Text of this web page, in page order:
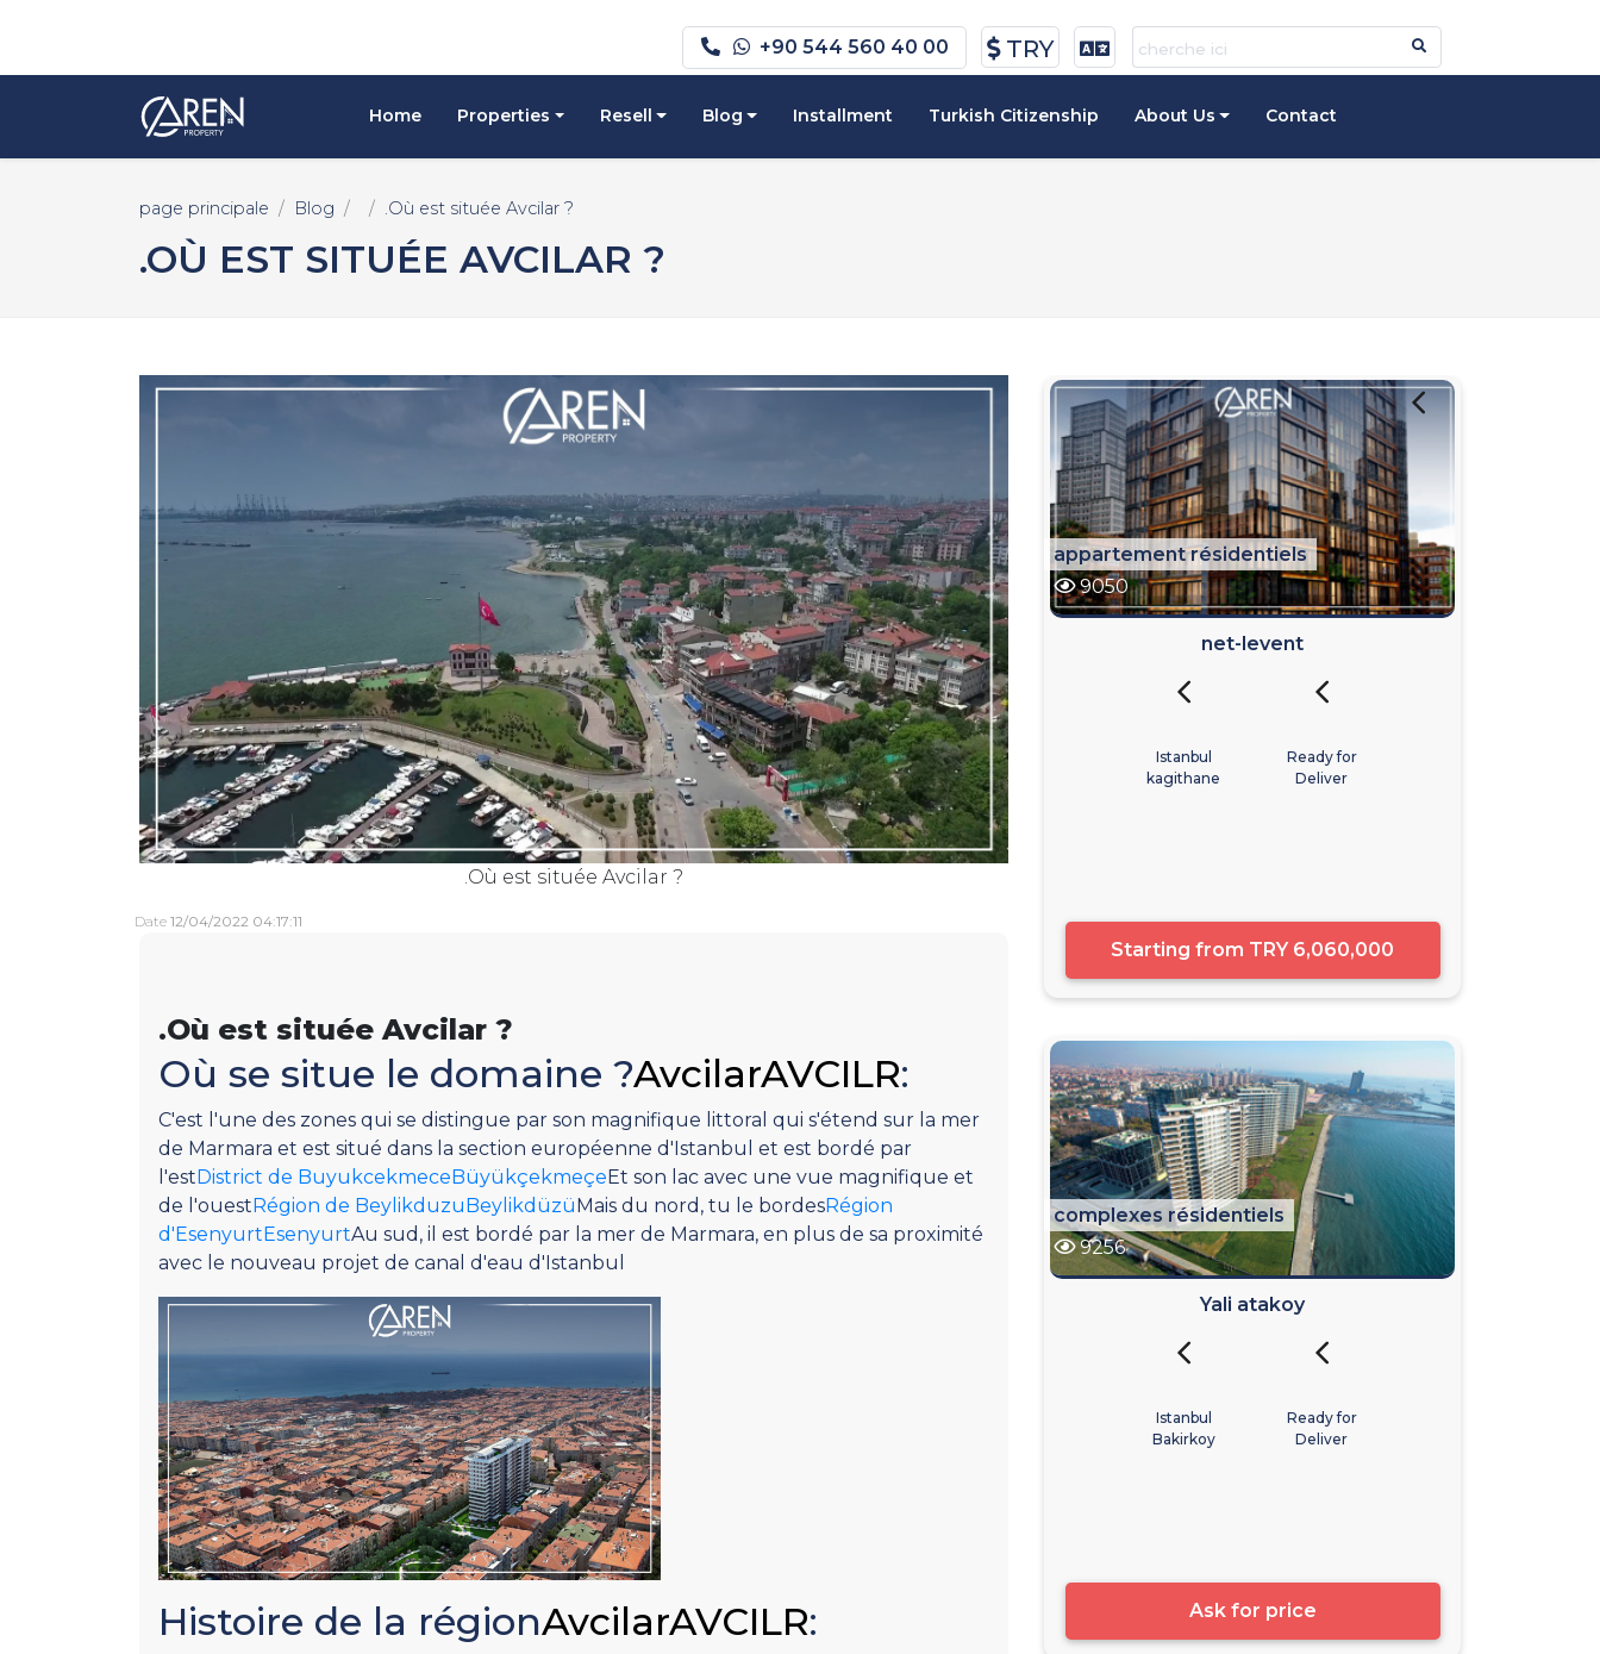
TRY
+90 544 560 40 00
Home Properties Resell Blog Installment Turkish Citizenship About Us Contact
page principale Blog .Où est située Avcilar ?
.OÙ EST SITUÉE AVCILAR ?
.Où est située Avcilar ?
Date 12/04/2022 04:17:11
.Où est située Avcilar ?
Où se situe le domaine ?AvcilarAVCILR:
C'est l'une des zones qui se distingue par son magnifique littoral qui s'étend sur la mer
de Marmara et est situé dans la section européenne d'Istanbul et est bordé par
l'est District de BuyukcekmeceBüyükçekmeçe Et son lac avec une vue magnifique et
de l'ouest Région de BeylikduzuBeylikdüzü Mais du nord, tu le bordesRégion
d'EsenyurtEsenyurtAu sud, il est bordé par la mer de Marmara, en plus de sa proximité
avec le nouveau projet de canal d'eau d'Istanbul
Histoire de la régionAvcilarAVCILR:
appartement résidentiels
9050
net-levent
Istanbul
kagithane
Ready for
Deliver
Starting from TRY 6,060,000
complexes résidentiels
9256
Yali atakoy
Istanbul
Bakirkoy
Ready for
Deliver
Ask for price